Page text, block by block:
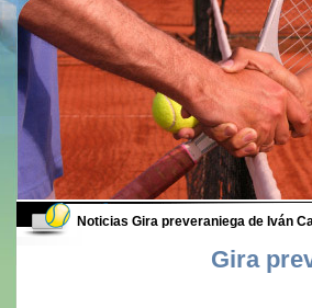
Noticias Gira preveraniega de Iván
Gira